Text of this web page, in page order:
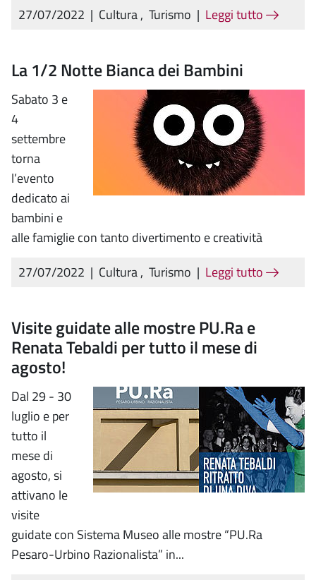
27/07/2022 | Cultura, Turismo | Leggi tutto
La 1/2 Notte Bianca dei Bambini
Sabato 3 e
4
settembre
torna
l’evento
dedicato ai
bambini e
alle famiglie con tanto divertimento e creatività
27/07/2022 | Cultura, Turismo | Leggi tutto
Visite guidate alle mostre PU.Ra e
Renata Tebaldi per tutto il mese di
agosto!
Dal 29 - 30
luglio e per
tutto il
mese di
agosto, si
attivano le
visite
guidate con Sistema Museo alle mostre “PU.Ra
Pesaro-Urbino Razionalista” in...